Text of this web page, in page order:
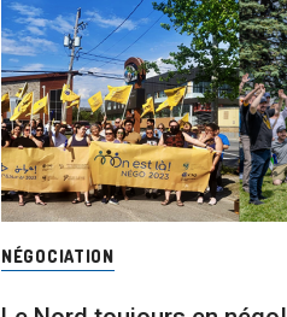
NÉGOCIATION